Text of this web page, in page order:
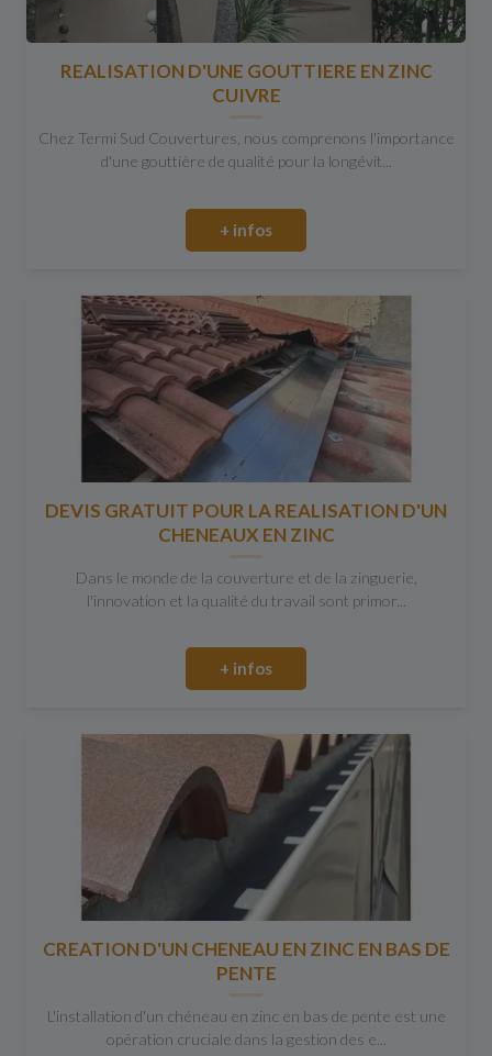
REALISATION D'UNE GOUTTIERE EN ZINC
CUIVRE
Chez Termi Sud Couvertures, nous comprenons l'importance
d'une gouttière de qualité pour la longévit...
+ infos
DEVIS GRATUIT POUR LA REALISATION D'UN
CHENEAUX EN ZINC
Dans le monde de la couverture et de la zinguerie,
l'innovation et la qualité du travail sont primor...
+ infos
CREATION D'UN CHENEAU EN ZINC EN BAS DE
PENTE
L'installation d'un chéneau en zinc en bas de pente est une
opération cruciale dans la gestion des e...